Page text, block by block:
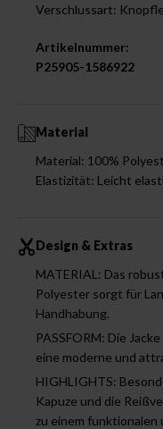
Verschlussart:
Artikelnummer:
P25905-1586922
Material
Material: 100%
Elastizität: Leicht
Design & Extras
MATERIAL: Das
Polyester sorgt für
Handhabung.
PASSFORM: Die
eine moderne und
HIGHLIGHTS:
Kapuze und die
zu einem